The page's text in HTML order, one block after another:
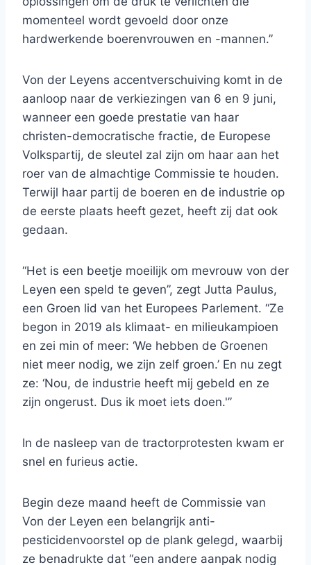
momenteel wordt gevoeld door onze
hardwerkende boerenvrouwen en -mannen.”
Von der Leyens accentverschuiving komt in de
aanloop naar de verkiezingen van 6 en 9 juni,
wanneer een goede prestatie van haar
christen-democratische fractie, de Europese
Volkspartij, de sleutel zal zijn om haar aan het
roer van de almachtige Commissie te houden.
Terwijl haar partij de boeren en de industrie op
de eerste plaats heeft gezet, heeft zij dat ook
gedaan.
“Het is een beetje moeilijk om mevrouw von der
Leyen een speld te geven”, zegt Jutta Paulus,
een Groen lid van het Europees Parlement. “Ze
begon in 2019 als klimaat- en milieukampioen
en zei min of meer: ​​‘We hebben de Groenen
niet meer nodig, we zijn zelf groen.’ En nu zegt
ze: ‘Nou, de industrie heeft mij gebeld en ze
zijn ongerust. Dus ik moet iets doen.'”
In de nasleep van de tractorprotesten kwam er
snel en furieus actie.
Begin deze maand heeft de Commissie van
Von der Leyen een belangrijk anti-
pesticidenvoorstel op de plank gelegd, waarbij
ze benadrukte dat “een andere aanpak nodig